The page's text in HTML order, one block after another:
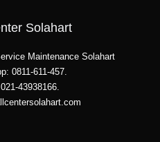
Solahart
Maintenance Solahart
0811-611-457.
43938166.